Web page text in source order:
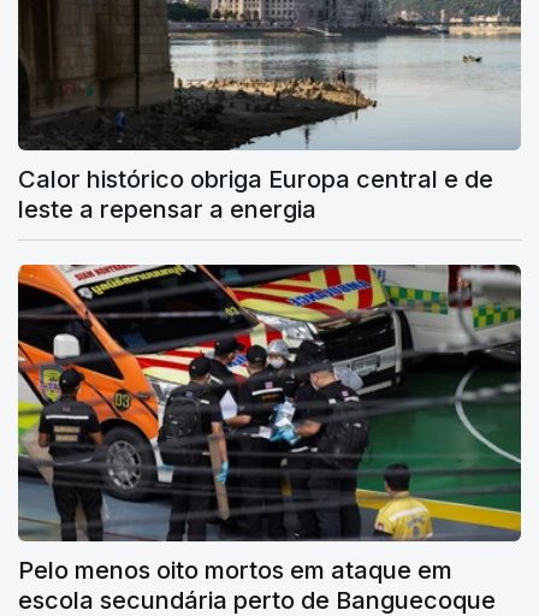
Calor histórico obriga Europa central e de
leste a repensar a energia
Pelo menos oito mortos em ataque em
escola secundária perto de Banguecoque